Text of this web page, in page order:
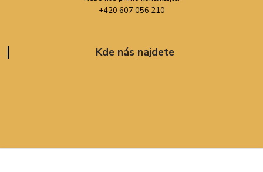
+420 607 056 210
Kde nás najdete